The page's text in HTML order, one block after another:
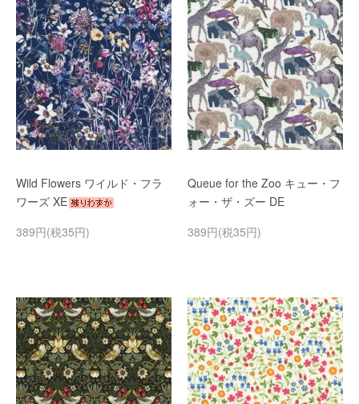
Wild Flowers ワイルド・フラ
ワーズ XE
389円(税35円)
Queue for the Zoo キュー・フ
ォー・ザ・ズー DE
389円(税35円)